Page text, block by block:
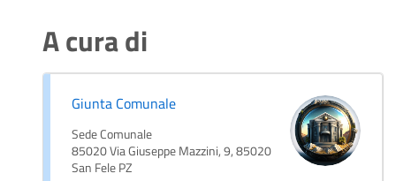
A cura di
Giunta Comunale
Sede Comunale
85020 Via Giuseppe Mazzini, 9, 85020
San Fele PZ